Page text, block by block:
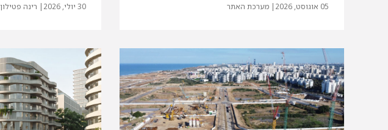
05 אוגוסט, 2026 | מערכת האתר 30 יולי, 2026 | רינה פטילון